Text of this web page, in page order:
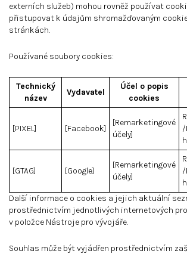
externích služeb) mohou rovněž používat
přistupovat k údajům shromažďovaným
stránkách.
Používané soubory cookies:
Technický
název
Vydavatel
Účel o popis
cookies
[PIXEL] [Facebook]
[Remarketingové
účely]
/
[GTAG] [Google]
[Remarketingové
účely]
/
Další informace o cookies a jejich aktuální
prostřednictvím jednotlivých internetových
v položce Nástroje pro vývojáře.
Souhlas může být vyjádřen prostřednictvím